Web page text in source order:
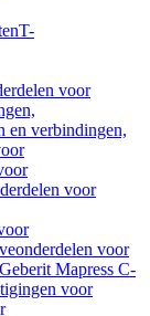
T-
voor
en verbindingen,
voor
voor
Mapress C-
voor